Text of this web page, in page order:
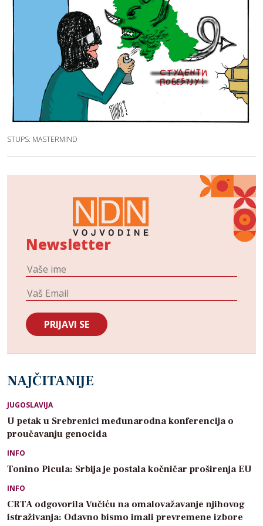
STUPS: MASTERMIND
Newsletter
NAJČITANIJE
JUGOSLAVIJA
U petak u Srebrenici međunarodna konferencija o
proučavanju genocida
INFO
Tonino Picula: Srbija je postala kočničar proširenja EU
INFO
CRTA odgovorila Vučiću na omalovažavanje njihovog
istraživanja: Odavno bismo imali prevremene izbore